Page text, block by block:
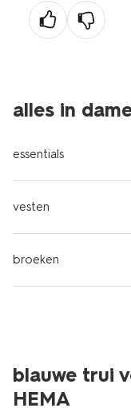
alles in
essentials
vesten
broeken
blauwe trui
HEMA